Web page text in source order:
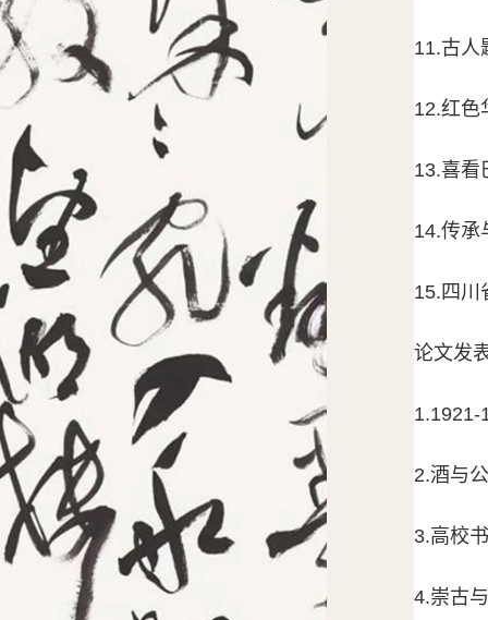
11.古人
12.红色
13.喜看
14.传承
15.四川
论文发
1.1921-
2.酒与
3.高校
4.崇古